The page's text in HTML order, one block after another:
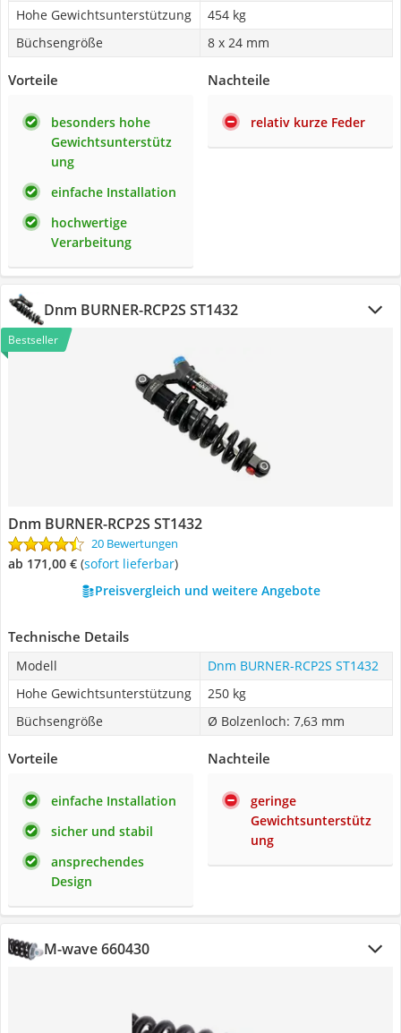
Hohe Gewichtsunterstützung
454 kg
Büchsengröße
8 x 24 mm
Vorteile
besonders hohe
Gewichtsunterstütz
ung
einfache Installation
hochwertige
Verarbeitung
Nachteile
relativ kurze Feder
Dnm BURNER-RCP2S ST1432
Bestseller
Dnm BURNER-RCP2S ST1432
20 Bewertungen
ab 171,00 € ( Sofort lieferbar)
Preisvergleich und weitere Angebote
Technische Details
Modell
Dnm BURNER-RCP2S ST1432
Hohe Gewichtsunterstützung
250 kg
Büchsengröße
Ø Bolzenloch: 7,63 mm
Vorteile
einfache Installation
sicher und stabil
ansprechendes
Design
Nachteile
geringe
Gewichtsunterstütz
ung
M-wave 660430